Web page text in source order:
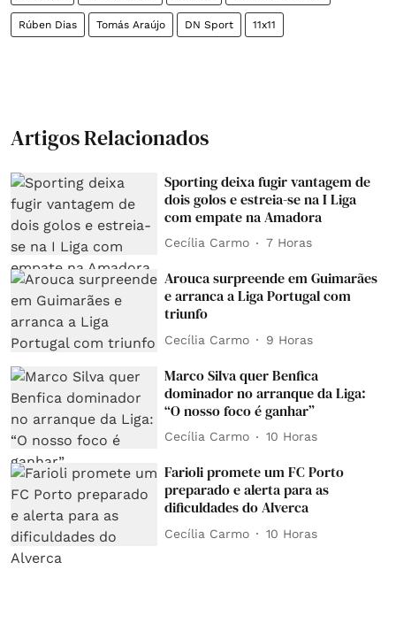
Rúben Dias Tomás Araújo DN Sport 11x11
Artigos Relacionados
Sporting deixa fugir vantagem de
dois golos e estreia-se na I Liga
com empate na Amadora
Cecília Carmo 7 Horas
Arouca surpreende em Guimarães
e arranca a Liga Portugal com
triunfo
Cecília Carmo 9 Horas
Marco Silva quer Benfica
dominador no arranque da Liga:
“O nosso foco é ganhar”
Cecília Carmo 10 Horas
Farioli promete um FC Porto
preparado e alerta para as
dificuldades do Alverca
Cecília Carmo 10 Horas